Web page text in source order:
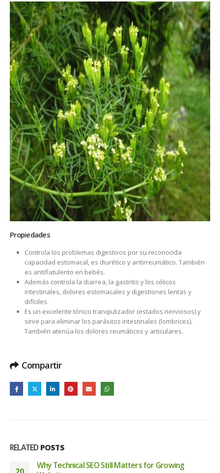
Propiedades
Controla los problemas digestivos por su reconocida
capacidad estomacal, es diurético y antirreumático. También
es antiflatulento en bebés.
Además controla la diarrea, la gastritis y los cólicos
intestinales, dolores estomacales y digestiones lentas y
difíciles.
Es un excelente tónico tranqiulizador (estados nerviosos) y
sirve para eliminar los parásitos intestinales (lombrices).
También atenúa los dolores reumáticos y articulares.
Compartir
RELATED POSTS
Why Technical SEO Still Matters for Growing